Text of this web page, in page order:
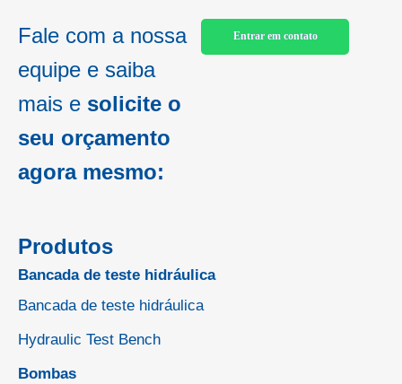
Fale com a nossa
equipe e saiba
mais e solicite o
seu orçamento
agora mesmo:
Entrar em contato
Produtos
Bancada de teste hidráulica
Bancada de teste hidráulica
Hydraulic Test Bench
Bombas